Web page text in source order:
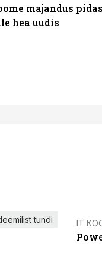
majandus
hea uudis
tundi IT